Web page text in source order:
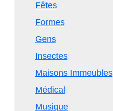
Fêtes
Formes
Gens
Insectes
Maisons Immeubles
Médical
Musique